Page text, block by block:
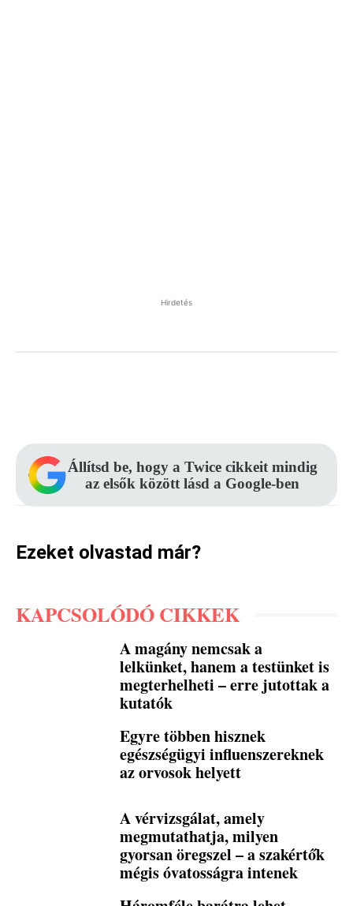
Hirdetés
Állítsd be, hogy a Twice cikkeit mindig
az elsők között lásd a Google-ben
Ezeket olvastad már?
KAPCSOLÓDÓ CIKKEK
A magány nemcsak a
lelkünket, hanem a testünket is
megterhelheti – erre jutottak a
kutatók
Egyre többen hisznek
egészségügyi influenszereknek
az orvosok helyett
A vérvizsgálat, amely
megmutathatja, milyen
gyorsan öregszel – a szakértők
mégis óvatosságra intenek